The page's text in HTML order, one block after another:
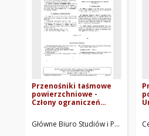
Przenośniki taśmowe
powierzchniowe -
Człony ograniczeń
BN-80/0452-15
Główne Biuro Studiów i Projektów